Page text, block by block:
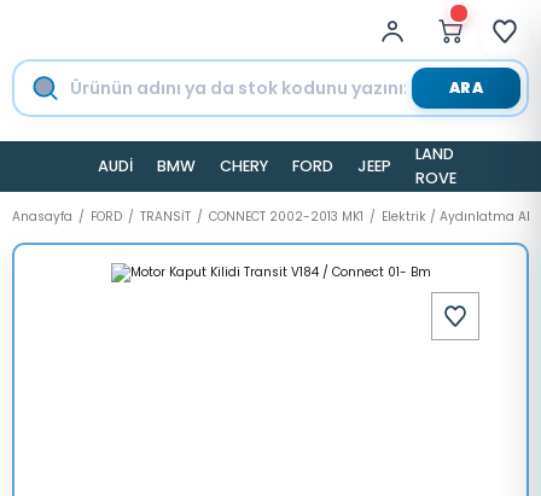
ARA
AUDİ BMW CHERY FORD JEEP
LAND
ROVER
Anasayfa FORD TRANSİT CONNECT 2002-2013 MK1 Elektrik / Aydınlatma